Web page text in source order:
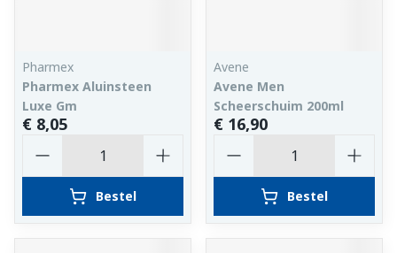
Pharmex
Pharmex Aluinsteen
Luxe Gm
€ 8,05
Bestel
Avene
Avene Men
Scheerschuim 200ml
€ 16,90
Bestel